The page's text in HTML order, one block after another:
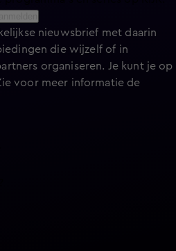
nieuwsbrief met daarin
die wijzelf of in
organiseren. Je kunt je op
voor meer informatie de